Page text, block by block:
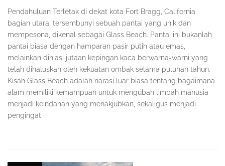
Pendahuluan Terletak di dekat kota Fort Bragg, California
bagian utara, tersembunyi sebuah pantai yang unik dan
mempesona, dikenal sebagai Glass Beach. Pantai ini bukanlah
pantai biasa dengan hamparan pasir putih atau emas,
melainkan dihiasi jutaan kepingan kaca berwarna-warni yang
telah dihaluskan oleh kekuatan ombak selama puluhan tahun.
Kisah Glass Beach adalah narasi luar biasa tentang bagaimana
alam memiliki kemampuan untuk mengubah limbah manusia
menjadi keindahan yang menakjubkan, sekaligus menjadi
pengingat